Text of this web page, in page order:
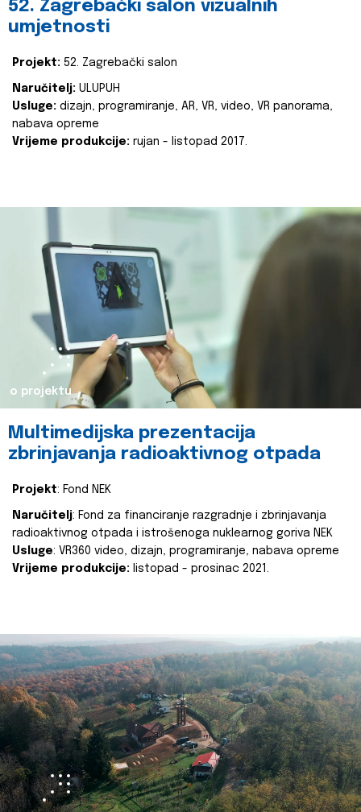
52. Zagrebački salon vizualnih
umjetnosti
Projekt: 52. Zagrebački salon
Naručitelj: ULUPUH
Usluge: dizajn, programiranje, AR, VR, video, VR panorama,
nabava opreme
Vrijeme produkcije: rujan - listopad 2017.
o projektu
Multimedijska prezentacija
zbrinjavanja radioaktivnog otpada
Projekt: Fond NEK
Naručitelj: Fond za financiranje razgradnje i zbrinjavanja
radioaktivnog otpada i istrošenoga nuklearnog goriva NEK
Usluge: VR360 video, dizajn, programiranje, nabava opreme
Vrijeme produkcije: listopad - prosinac 2021.